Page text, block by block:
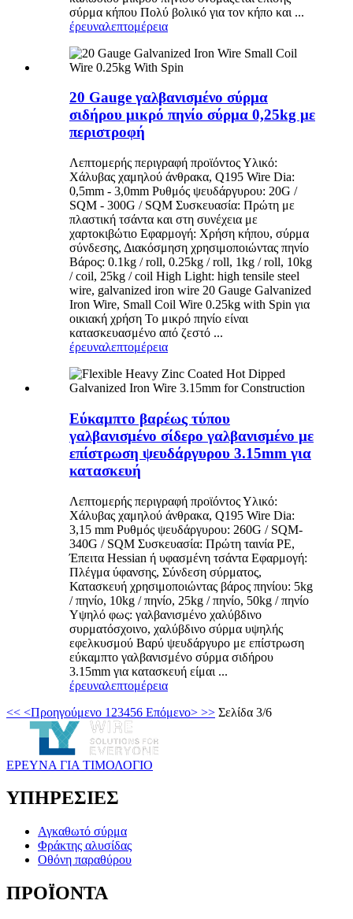
σύρμα κήπου Πολύ βολικό για τον κήπο και ...
έρευναλεπτομέρεια
20 Gauge γαλβανισμένο σύρμα
σιδήρου μικρό πηνίο σύρμα 0,25kg με
περιστροφή
Λεπτομερής περιγραφή προϊόντος Υλικό:
Χάλυβας χαμηλού άνθρακα, Q195 Wire Dia:
0,5mm - 3,0mm Ρυθμός ψευδάργυρου: 20G /
SQM - 300G / SQM Συσκευασία: Πρώτη με
πλαστική τσάντα και στη συνέχεια με
χαρτοκιβώτιο Εφαρμογή: Χρήση κήπου, σύρμα
σύνδεσης, Διακόσμηση χρησιμοποιώντας πηνίο
Βάρος: 0.1kg / roll, 0.25kg / roll, 1kg / roll, 10kg
/ coil, 25kg / coil High Light: high tensile steel
wire, galvanized iron wire 20 Gauge Galvanized
Iron Wire, Small Coil Wire 0.25kg with Spin για
οικιακή χρήση Το μικρό πηνίο είναι
κατασκευασμένο από ζεστό ...
έρευναλεπτομέρεια
Εύκαμπτο βαρέως τύπου
γαλβανισμένο σίδερο γαλβανισμένο με
επίστρωση ψευδάργυρου 3.15mm για
κατασκευή
Λεπτομερής περιγραφή προϊόντος Υλικό:
Χάλυβας χαμηλού άνθρακα, Q195 Wire Dia:
3,15 mm Ρυθμός ψευδάργυρου: 260G / SQM-
340G / SQM Συσκευασία: Πρώτη ταινία PE,
Έπειτα Hessian ή υφασμένη τσάντα Εφαρμογή:
Πλέγμα ύφανσης, Σύνδεση σύρματος,
Κατασκευή χρησιμοποιώντας βάρος πηνίου: 5kg
/ πηνίο, 10kg / πηνίο, 25kg / πηνίο, 50kg / πηνίο
Υψηλό φως: γαλβανισμένο χαλύβδινο
συρματόσχοινο, χαλύβδινο σύρμα υψηλής
εφελκυσμού Βαρύ ψευδάργυρο με επίστρωση
εύκαμπτο γαλβανισμένο σύρμα σιδήρου
3.15mm για κατασκευή είμαι ...
έρευναλεπτομέρεια
<< <Προηγούμενο 1 23456 Επόμενο> >> Σελίδα 3/6
ΕΡΕΥΝΑ ΓΙΑ ΤΙΜΟΛΟΓΙΟ
ΥΠΗΡΕΣΙΕΣ
Αγκαθωτό σύρμα
Φράκτης αλυσίδας
Οθόνη παραθύρου
ΠΡΟΪΟΝΤΑ